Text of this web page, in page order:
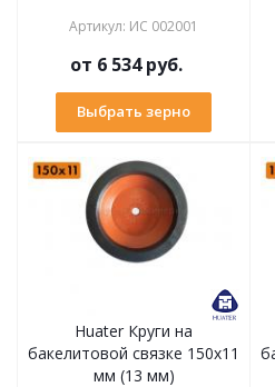
Артикул: ИС 002001
от 6 534 руб.
Выбрать зерно
Huater Круги на
бакелитовой связке 150х11
мм (13 мм)